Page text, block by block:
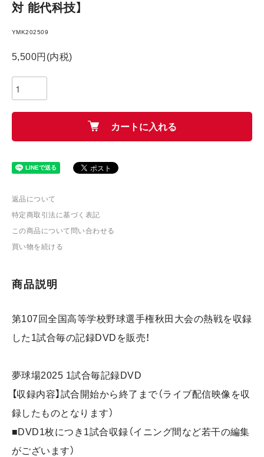
対 能代科技】
YMK202509
5,500円(内税)
カートに入れる
返品について
特定商取引法に基づく表記
この商品について問い合わせる
買い物を続ける
商品説明
第107回全国高等学校野球選手権秋田大会の熱戦を収録
した1試合毎の記録DVDを販売！
夢球場2025 1試合毎記録DVD
【収録内容】試合開始から終了まで（ライブ配信映像を収
録したものとなります）
■DVD1枚につき1試合収録（イニング間など若干の編集
がございます）